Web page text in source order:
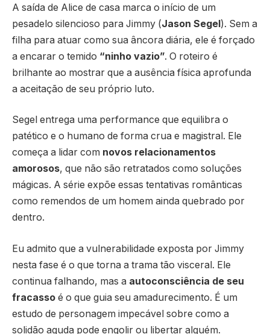
A saída de Alice de casa marca o início de um
pesadelo silencioso para Jimmy (Jason Segel). Sem a
filha para atuar como sua âncora diária, ele é forçado
a encarar o temido “ninho vazio”. O roteiro é
brilhante ao mostrar que a ausência física aprofunda
a aceitação de seu próprio luto.
Segel entrega uma performance que equilibra o
patético e o humano de forma crua e magistral. Ele
começa a lidar com novos relacionamentos
amorosos, que não são retratados como soluções
mágicas. A série expõe essas tentativas românticas
como remendos de um homem ainda quebrado por
dentro.
Eu admito que a vulnerabilidade exposta por Jimmy
nesta fase é o que torna a trama tão visceral. Ele
continua falhando, mas a autoconsciência de seu
fracasso é o que guia seu amadurecimento. É um
estudo de personagem impecável sobre como a
solidão aguda pode engolir ou libertar alguém.